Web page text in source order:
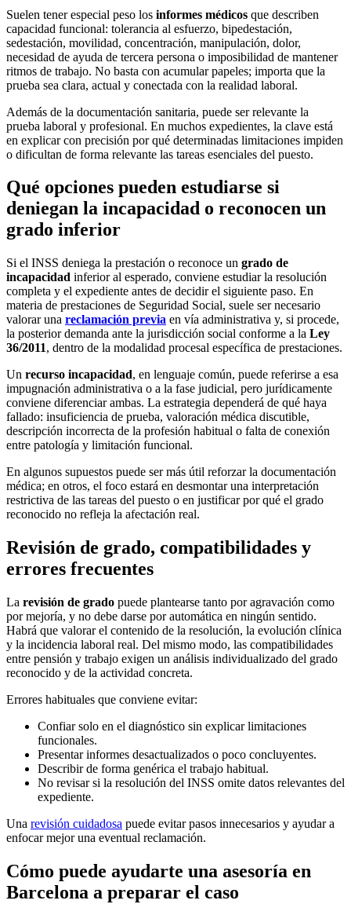
Suelen tener especial peso los informes médicos que describen
capacidad funcional: tolerancia al esfuerzo, bipedestación,
sedestación, movilidad, concentración, manipulación, dolor,
necesidad de ayuda de tercera persona o imposibilidad de mantener
ritmos de trabajo. No basta con acumular papeles; importa que la
prueba sea clara, actual y conectada con la realidad laboral.
Además de la documentación sanitaria, puede ser relevante la
prueba laboral y profesional. En muchos expedientes, la clave está
en explicar con precisión por qué determinadas limitaciones impiden
o dificultan de forma relevante las tareas esenciales del puesto.
Qué opciones pueden estudiarse si
deniegan la incapacidad o reconocen un
grado inferior
Si el INSS deniega la prestación o reconoce un grado de
incapacidad inferior al esperado, conviene estudiar la resolución
completa y el expediente antes de decidir el siguiente paso. En
materia de prestaciones de Seguridad Social, suele ser necesario
valorar una reclamación previa en vía administrativa y, si procede,
la posterior demanda ante la jurisdicción social conforme a la Ley
36/2011, dentro de la modalidad procesal específica de prestaciones.
Un recurso incapacidad, en lenguaje común, puede referirse a esa
impugnación administrativa o a la fase judicial, pero jurídicamente
conviene diferenciar ambas. La estrategia dependerá de qué haya
fallado: insuficiencia de prueba, valoración médica discutible,
descripción incorrecta de la profesión habitual o falta de conexión
entre patología y limitación funcional.
En algunos supuestos puede ser más útil reforzar la documentación
médica; en otros, el foco estará en desmontar una interpretación
restrictiva de las tareas del puesto o en justificar por qué el grado
reconocido no refleja la afectación real.
Revisión de grado, compatibilidades y
errores frecuentes
La revisión de grado puede plantearse tanto por agravación como
por mejoría, y no debe darse por automática en ningún sentido.
Habrá que valorar el contenido de la resolución, la evolución clínica
y la incidencia laboral real. Del mismo modo, las compatibilidades
entre pensión y trabajo exigen un análisis individualizado del grado
reconocido y de la actividad concreta.
Errores habituales que conviene evitar:
Confiar solo en el diagnóstico sin explicar limitaciones
funcionales.
Presentar informes desactualizados o poco concluyentes.
Describir de forma genérica el trabajo habitual.
No revisar si la resolución del INSS omite datos relevantes del
expediente.
Una revisión cuidadosa puede evitar pasos innecesarios y ayudar a
enfocar mejor una eventual reclamación.
Cómo puede ayudarte una asesoría en
Barcelona a preparar el caso